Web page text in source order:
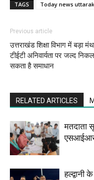
TAGS Today news
Previous article
उत्तराखंड शिक्षा विभाग में बड़ा
टीईटी अनिवार्यता पर जल्द निकल
सकता है समाधान
RELATED ARTICLES
मतदाता
एसआईआर
हल्द्वानी